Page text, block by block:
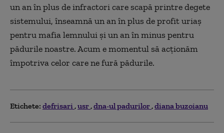
un an în plus de infractori care scapă printre degete
sistemului, înseamnă un an în plus de profit uriaș
pentru mafia lemnului și un an în minus pentru
pădurile noastre. Acum e momentul să acționăm
împotriva celor care ne fură pădurile.
Etichete: defrisari usr dna-ul padurilor diana buzoianu